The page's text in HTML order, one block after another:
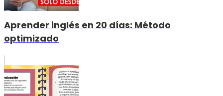
Aprender inglés en 20 días: Método
optimizado